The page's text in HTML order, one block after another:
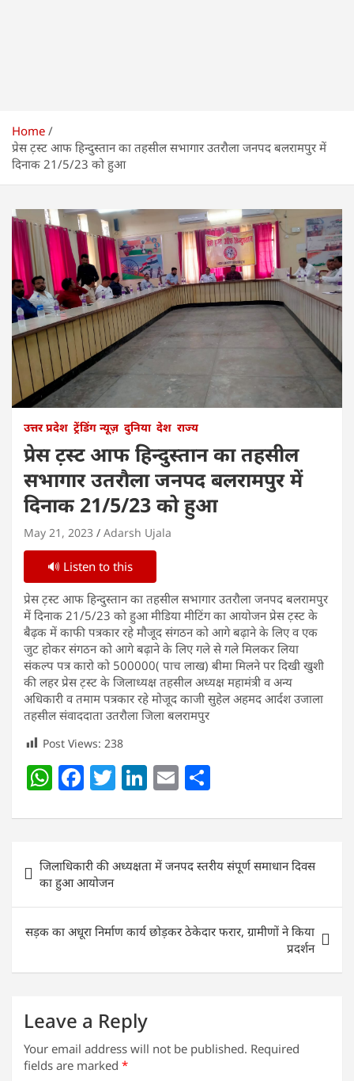
Home
प्रेस ट़स्ट आफ हिन्दुस्तान का तहसील सभागार उतरौला जनपद बलरामपुर में
दिनाक 21/5/23 को हुआ
उत्तर प्रदेश ट्रेंडिंग न्यूज़ दुनिया देश राज्य
प्रेस ट़स्ट आफ हिन्दुस्तान का तहसील
सभागार उतरौला जनपद बलरामपुर में
दिनाक 21/5/23 को हुआ
May 21, 2023 Adarsh Ujala
🔊 Listen to this
प्रेस ट़स्ट आफ हिन्दुस्तान का तहसील सभागार उतरौला जनपद बलरामपुर
में दिनाक 21/5/23 को हुआ मीडिया मीटिंग का आयोजन प्रेस ट़स्ट के
बैढ़क में काफी पत्रकार रहे मौजूद संगठन को आगे बढ़ाने के लिए व एक
जुट होकर संगठन को आगे बढ़ाने के लिए गले से गले मिलकर लिया
संकल्प पत्र कारो को 500000( पाच लाख) बीमा मिलने पर दिखी खुशी
की लहर प्रेस ट़स्ट के जिलाध्यक्ष तहसील अध्यक्ष महामंत्री व अन्य
अधिकारी व तमाम पत्रकार रहे मोजूद काजी सुहेल अहमद आर्दश उजाला
तहसील संवाददाता उतरौला जिला बलरामपुर
Post Views: 238
W
at
s
A
p
p
F
c
e
b
o
o
T
itt
er
Li
k
e
dI
n
E
ai
l
ar
e
Post
navigation
जिलाधिकारी की अध्यक्षता में जनपद स्तरीय संपूर्ण समाधान दिवस
का हुआ आयोजन
सड़क का अधूरा निर्माण कार्य छोड़कर ठेकेदार फरार, ग्रामीणों ने किया
प्रदर्शन
Leave a Reply
Your email address will not be published. Required
fields are marked *